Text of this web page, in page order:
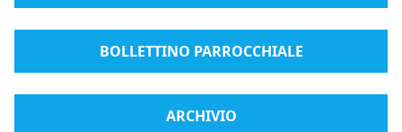
BOLLETTINO PARROCCHIALE
ARCHIVIO